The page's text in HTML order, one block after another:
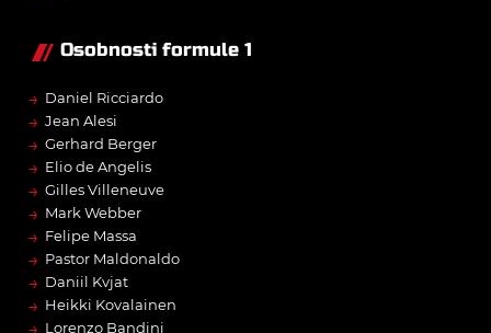
Osobnosti formule 1
→ Daniel Ricciardo
→ Jean Alesi
→ Gerhard Berger
→ Elio de Angelis
→ Gilles Villeneuve
→ Mark Webber
→ Felipe Massa
→ Pastor Maldonaldo
→ Daniil Kvjat
→ Heikki Kovalainen
Lorenzo Bandini